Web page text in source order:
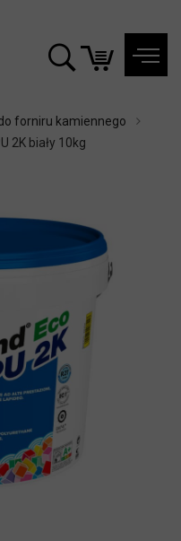
forniru kamiennego
2K biały 10kg